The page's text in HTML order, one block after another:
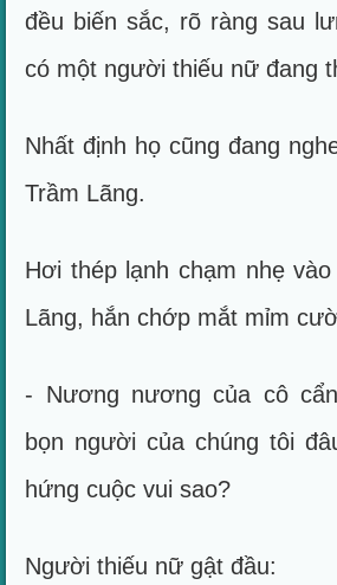
đều biến sắc, rõ ràng sau
có một người thiếu nữ đang
Nhất định họ cũng đang
Trầm Lãng.
Hơi thép lạnh chạm nhẹ
Lãng, hắn chớp mắt mỉm
- Nương nương của cô
bọn người của chúng tôi
hứng cuộc vui sao?
Người thiếu nữ gật đầu: